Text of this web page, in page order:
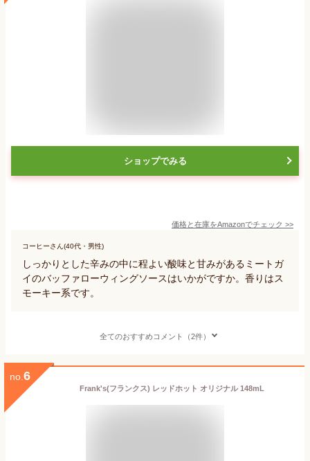
ショップでみる
価格と在庫をAmazonでチェック >>
コーヒーさん(40代・男性)
しっかりとした辛みの中に程よい酸味と甘みがあるミートガ
イのバッファローウィングソースはいかがですか。香りはス
モーキー系です。
全てのおすすめコメント（2件）
no. 6
Frank's(フランクス) レッドホット オリジナル 148mL